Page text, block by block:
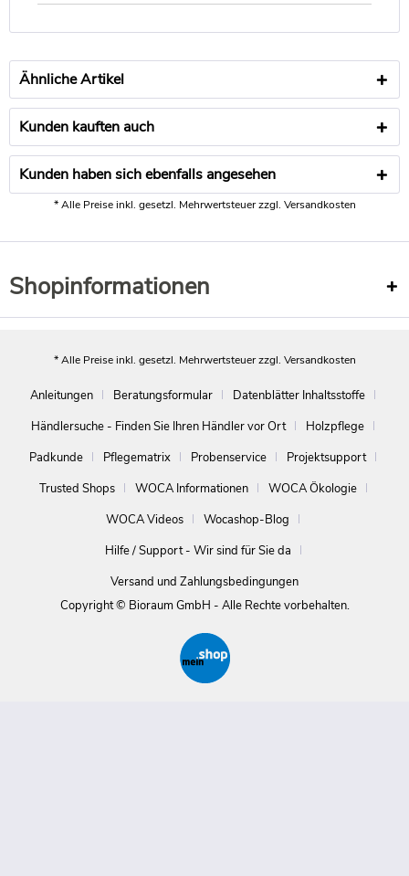
Ähnliche Artikel
Kunden kauften auch
Kunden haben sich ebenfalls angesehen
* Alle Preise inkl. gesetzl. Mehrwertsteuer zzgl. Versandkosten
Shopinformationen
* Alle Preise inkl. gesetzl. Mehrwertsteuer zzgl. Versandkosten
Anleitungen Beratungsformular
Datenblätter Inhaltsstoffe
Händlersuche - Finden Sie Ihren Händler vor Ort
Holzpflege
Padkunde
Pflegematrix Probenservice
Projektsupport
Trusted Shops
WOCA Informationen
WOCA Ökologie
WOCA Videos
Wocashop-Blog
Hilfe / Support - Wir sind für Sie da
Versand und Zahlungsbedingungen
Copyright © Bioraum GmbH - Alle Rechte vorbehalten.